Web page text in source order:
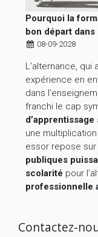
Pourquoi la
bon départ
08-09-2028
L’alternance,
expérience en
dans
franchi le cap
d’apprentissage
une
essor repose sur
publiques
scolarité pour
professionnelle
Contactez-